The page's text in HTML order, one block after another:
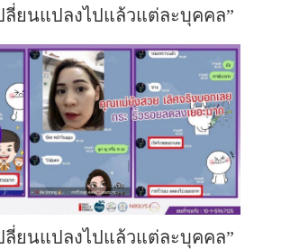
ลี่ยนแปลงไปแล้วแต่ละบุคคล”
ลี่ยนแปลงไปแล้วแต่ละบุคคล”